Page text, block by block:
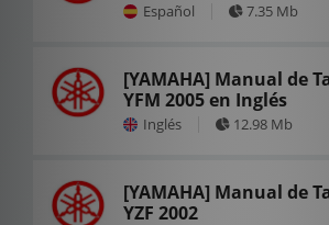
Español 7.35 Mb
[YAMAHA] Manual de
YFM 2005 en Inglés
Inglés 12.98 Mb
[YAMAHA] Manual de
YZF 2002